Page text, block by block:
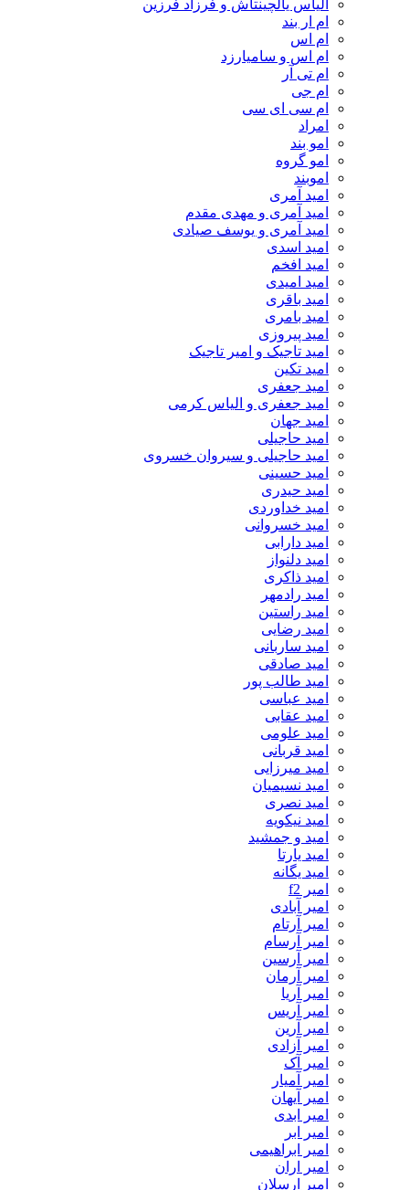
الیاس یالچینتاش و فرزاد فرزین
ام‌ ار بند
ام اس
ام اس و سامیارزد
ام تی آر
ام جی
ام سی ای سی
امراد
امو بند
امو گروه
اموبند
امید آمری
امید آمری و مهدی مقدم
امید آمری و یوسف صیادی
امید اسدی
امید افخم
امید امیدی
امید باقری
امید بامری
امید پیروزی
امید تاجیک و امیر تاجیک
امید تکین
امید جعفری
امید جعفری و الیاس کرمی
امید جهان
امید حاجیلی
امید حاجیلی و سیروان خسروی
امید حسینی
امید حیدری
امید خداوردی
امید خسروانی
امید دارابی
امید دلنواز
امید ذاکری
امید رادمهر
امید راستین
امید رضایی
امید ساربانی
امید صادقی
امید طالب پور
امید عباسی
امید عقابی
امید علومی
امید قربانی
امید میرزایی
امید نسیمیان
امید نصری
امید نیکویه
امید و جمشید
امید یارتا
امید یگانه
امیر f2
امیر آبادی
امیر آرتام
امیر آرسام
امیر آرسین
امیر آرمان
امیر آریا
امیر آریس
امیر آرین
امیر آزادی
امیر آک
امیر آمیار
امیر آیهان
امیر ابدی
امیر ابر
امیر ابراهیمی
امیر اران
امیر ارسلان